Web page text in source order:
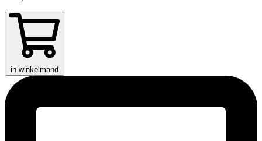
in winkelmand